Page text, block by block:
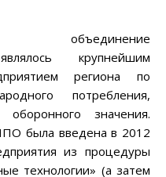
объединение
крупнейшим
региона по
потребления,
оборонного значения.
была введена в 2012
из процедуры
технологии» (а затем